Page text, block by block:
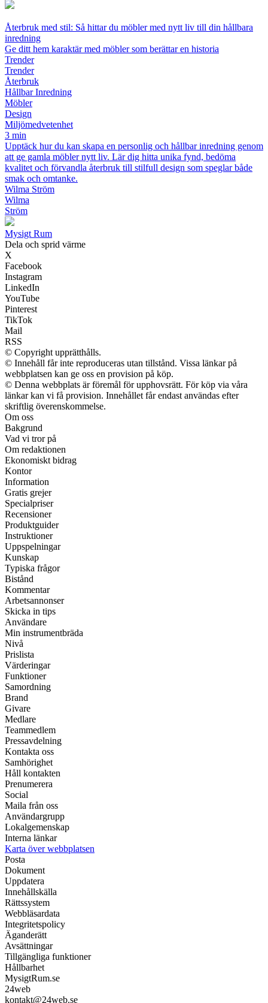
Återbruk med stil: Så hittar du möbler med nytt liv till din hållbara
inredning
Ge ditt hem karaktär med möbler som berättar en historia
Trender
Trender
Återbruk
Hållbar Inredning
Möbler
Design
Miljömedvetenhet
3 min
Upptäck hur du kan skapa en personlig och hållbar inredning genom
att ge gamla möbler nytt liv. Lär dig hitta unika fynd, bedöma
kvalitet och förvandla återbruk till stilfull design som speglar både
smak och omtanke.
Wilma Ström
Wilma
Ström
Mysigt Rum
Dela och sprid värme
X
Facebook
Instagram
LinkedIn
YouTube
Pinterest
TikTok
Mail
RSS
© Copyright upprätthålls.
© Innehåll får inte reproduceras utan tillstånd. Vissa länkar på
webbplatsen kan ge oss en provision på köp.
© Denna webbplats är föremål för upphovsrätt. För köp via våra
länkar kan vi få provision. Innehållet får endast användas efter
skriftlig överenskommelse.
Om oss
Bakgrund
Vad vi tror på
Om redaktionen
Ekonomiskt bidrag
Kontor
Information
Gratis grejer
Specialpriser
Recensioner
Produktguider
Instruktioner
Uppspelningar
Kunskap
Typiska frågor
Bistånd
Kommentar
Arbetsannonser
Skicka in tips
Användare
Min instrumentbräda
Nivå
Prislista
Värderingar
Funktioner
Samordning
Brand
Givare
Medlare
Teammedlem
Pressavdelning
Kontakta oss
Samhörighet
Håll kontakten
Prenumerera
Social
Maila från oss
Användargrupp
Lokalgemenskap
Interna länkar
Karta över webbplatsen
Posta
Dokument
Uppdatera
Innehållskälla
Rättssystem
Webbläsardata
Integritetspolicy
Äganderätt
Avsättningar
Tillgängliga funktioner
Hållbarhet
MysigtRum.se
24web
kontakt@24web.se